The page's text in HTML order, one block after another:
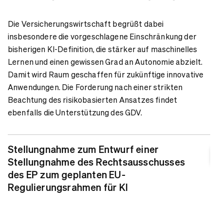
Die Versicherungswirtschaft begrüßt dabei
insbesondere die vorgeschlagene Einschränkung der
bisherigen KI-Definition, die stärker auf maschinelles
Lernen und einen gewissen Grad an Autonomie abzielt.
Damit wird Raum geschaffen für zukünftige innovative
Anwendungen. Die Forderung nach einer strikten
Beachtung des risikobasierten Ansatzes findet
ebenfalls die Unterstützung des GDV.
Stellungnahme zum Entwurf einer
Stellungnahme des Rechtsausschusses
des EP zum geplanten EU-
Regulierungsrahmen für KI